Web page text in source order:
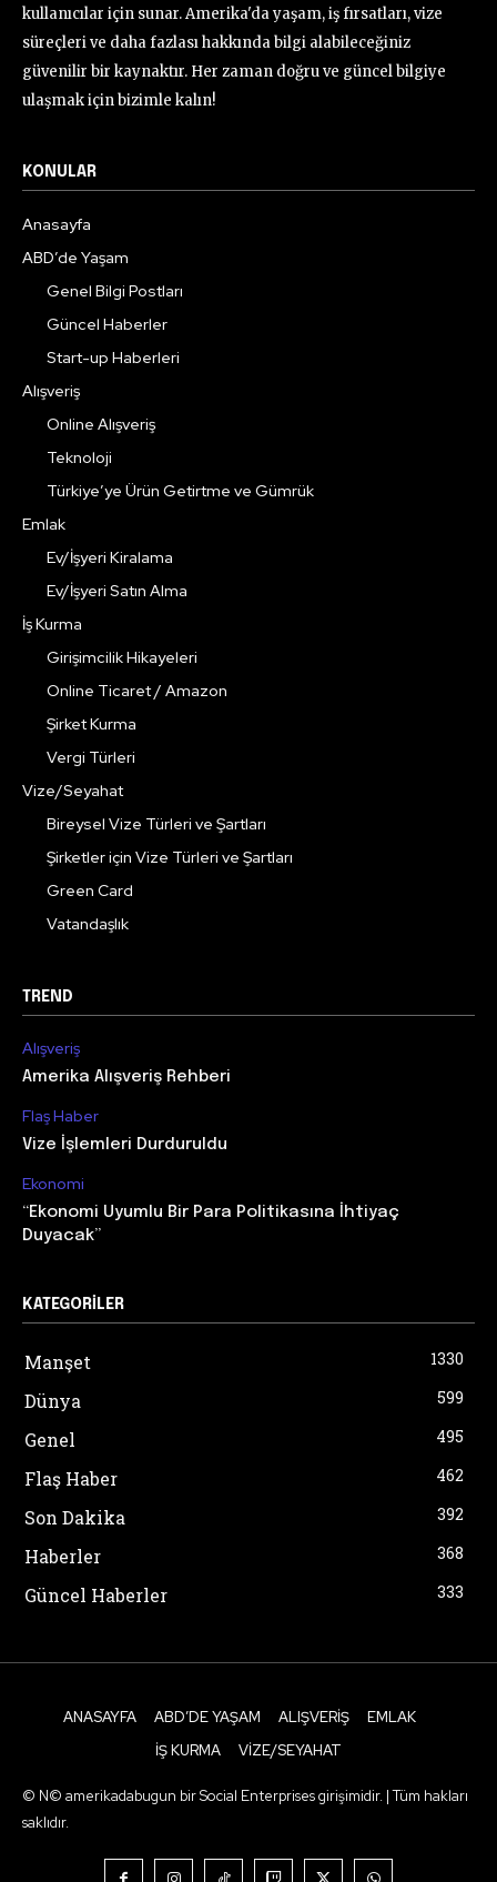
kullanıcılar için sunar. Amerika'da yaşam, iş fırsatları, vize
süreçleri ve daha fazlası hakkında bilgi alabileceğiniz
güvenilir bir kaynaktır. Her zaman doğru ve güncel bilgiye
ulaşmak için bizimle kalın!
KONULAR
Anasayfa
ABD’de Yaşam
Genel Bilgi Postları
Güncel Haberler
Start-up Haberleri
Alışveriş
Online Alışveriş
Teknoloji
Türkiye’ye Ürün Getirtme ve Gümrük
Emlak
Ev/İşyeri Kiralama
Ev/İşyeri Satın Alma
İş Kurma
Girişimcilik Hikayeleri
Online Ticaret / Amazon
Şirket Kurma
Vergi Türleri
Vize/Seyahat
Bireysel Vize Türleri ve Şartları
Şirketler için Vize Türleri ve Şartları
Green Card
Vatandaşlık
TREND
Alışveriş
Amerika Alışveriş Rehberi
Flaş Haber
Vize İşlemleri Durduruldu
Ekonomi
“Ekonomi Uyumlu Bir Para Politikasına İhtiyaç
Duyacak”
KATEGORILER
Manşet 1330
Dünya 599
Genel 495
Flaş Haber 462
Son Dakika 392
Haberler 368
Güncel Haberler 333
ANASAYFA ABD’DE YAŞAM ALIŞVERIŞ
EMLAK
İŞ KURMA
VIZE/SEYAHAT
© N© amerikadabugun bir Social Enterprises girişimidir. | Tüm hakları
saklıdır.